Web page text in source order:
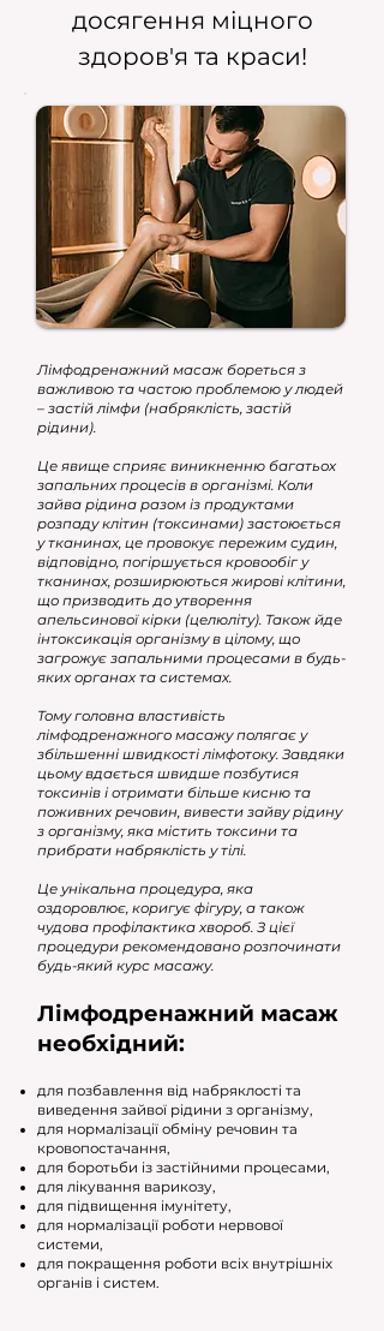
досягення міцного
здоров'я та краси!
Лімфодренажний масаж бореться з
важливою та частою проблемою у людей
– застій лімфи (набряклість, застій
рідини).
Це явище сприяє виникненню багатьох
запальних процесів в організмі. Коли
зайва рідина разом із продуктами
розпаду клітин (токсинами) застоюється
у тканинах, це провокує пережим судин,
відповідно, погіршується кровообіг у
тканинах, розширюються жирові клітини,
що призводить до утворення
апельсинової кірки (целюліту). Також йде
інтоксикація організму в цілому, що
загрожує запальними процесами в будь-
яких органах та системах.
Тому головна властивість
лімфодренажного масажу полягає у
збільшенні швидкості лімфотоку. Завдяки
цьому вдається швидше позбутися
токсинів і отримати більше кисню та
поживних речовин, вивести зайву рідину
з організму, яка містить токсини та
прибрати набряклість у тілі.
Це унікальна процедура, яка
оздоровлює, коригує фігуру, а також
чудова профілактика хвороб. З цієї
процедури рекомендовано розпочинати
будь-який курс масажу.
Лімфодренажний масаж
необхідний:
для позбавлення від набряклості та
виведення зайвої рідини з організму,
для нормалізації обміну речовин та
кровопостачання,
для боротьби із застійними процесами,
для лікування варикозу,
для підвищення імунітету,
для нормалізації роботи нервової
системи,
для покращення роботи всіх внутрішніх
органів і систем.